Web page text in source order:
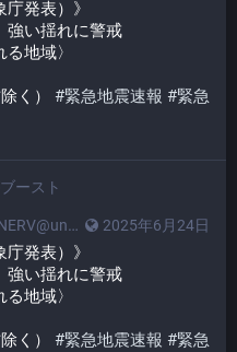
発表）》
強い揺れに警戒
地域〉
く） #緊急地震速報 #緊急
ースト
2025年6月24日
発表）》
強い揺れに警戒
地域〉
く） #緊急地震速報 #緊急